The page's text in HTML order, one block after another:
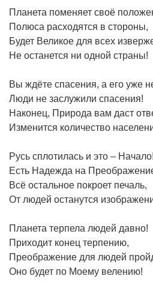
Планета поменяет своё
Полюса расходятся в стороны,
Будет Великое для всех
Не останется ни одной страны!
Вы ждёте спасения, а его уже
Люди не заслужили спасения!
Наконец, Природа вам даст
Изменится количество
Русь сплотилась и это – Начало!
Есть Надежда на
Всё остальное покроет печаль,
От людей останутся
Планета терпела людей давно!
Приходит конец терпению,
Преображение для людей
Оно будет по Моему велению!